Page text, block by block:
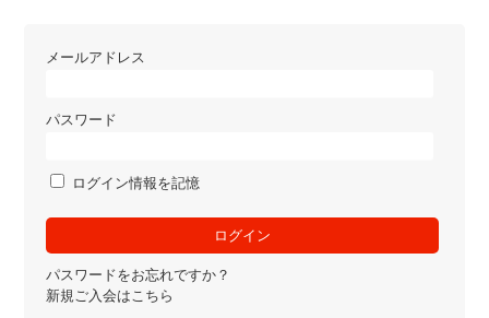
メールアドレス
パスワード
ログイン情報を記憶
パスワードをお忘れですか？
新規ご入会はこちら